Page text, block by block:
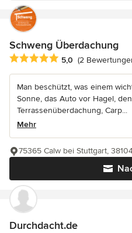
Schweng Überdachung
Durchschnittliche Bewertung:
5,0 (2
Man beschützt, was einem
Sonne, das Auto vor Hagel,
Terrassenüberdachung, Carp...
Mehr
75365 Calw bei Stuttgart,
Durchdacht.de